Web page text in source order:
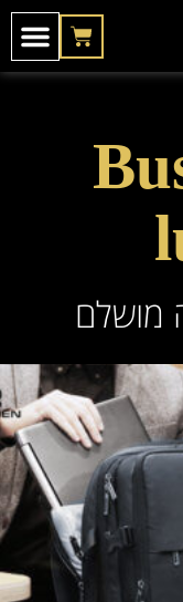
מושלם